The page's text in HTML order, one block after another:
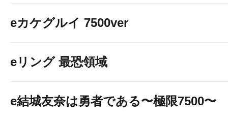
eカケグルイ 7500ver
eリング 最恐領域
e結城友奈は勇者である〜極限7500〜